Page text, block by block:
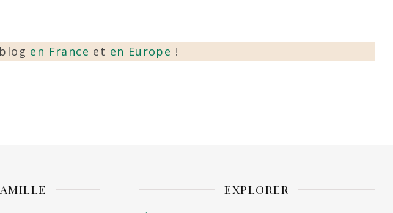
en France et en Europe !
EXPLORER